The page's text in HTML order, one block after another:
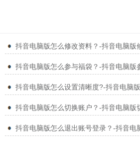
抖音电脑版怎么修改资料？-抖音电脑版
抖音电脑版怎么参与福袋？-抖音电脑版
抖音电脑版怎么设置清晰度?-抖音电脑
抖音电脑版怎么切换账户？-抖音电脑版